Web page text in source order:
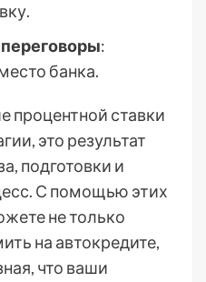
:
банка.
процентной ставки
это результат
подготовки и
С помощью этих
не только
на автокредите,
что ваши